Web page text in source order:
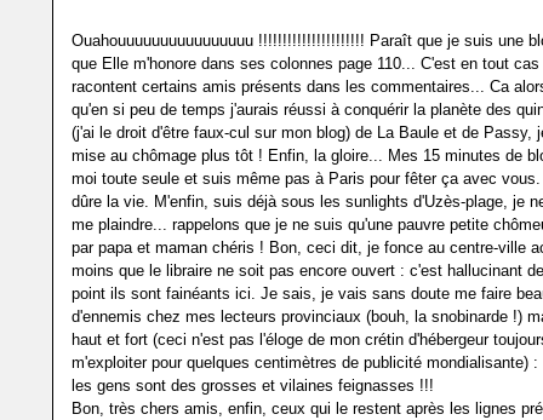
Ouahouuuuuuuuuuuuuuuu !!!!!!!!!!!!!!!!!!!!!! Paraît que je suis une
que Elle m'honore dans ses colonnes page 110... C'est en tout
racontent certains amis présents dans les commentaires... Ca
qu'en si peu de temps j'aurais réussi à conquérir la planète des
(j'ai le droit d'être faux-cul sur mon blog) de La Baule et de Passy,
mise au chômage plus tôt ! Enfin, la gloire... Mes 15 minutes de
moi toute seule et suis même pas à Paris pour fêter ça avec
dûre la vie. M'enfin, suis déjà sous les sunlights d'Uzès-plage, je
me plaindre... rappelons que je ne suis qu'une pauvre petite
par papa et maman chéris ! Bon, ceci dit, je fonce au centre-ville
moins que le libraire ne soit pas encore ouvert : c'est hallucinant
point ils sont fainéants ici. Je sais, je vais sans doute me faire
d'ennemis chez mes lecteurs provinciaux (bouh, la snobinarde !)
haut et fort (ceci n'est pas l'éloge de mon crétin d'hébergeur
m'exploiter pour quelques centimètres de publicité mondialisante)
les gens sont des grosses et vilaines feignasses !!!
Bon, très chers amis, enfin, ceux qui le restent après les lignes